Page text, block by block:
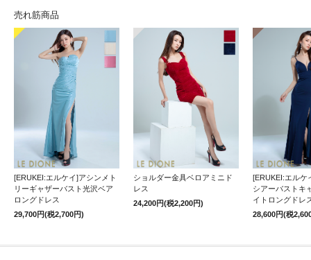
売れ筋商品
[ERUKEI:エルケイ]アシンメト
リーギャザーバスト光沢ベア
ロングドレス
29,700円(税2,700円)
ショルダー金具ベロアミニド
レス
24,200円(税2,200円)
[ERUKEI:エルケ
シアーバストキ
イトロングドレ
28,600円(税